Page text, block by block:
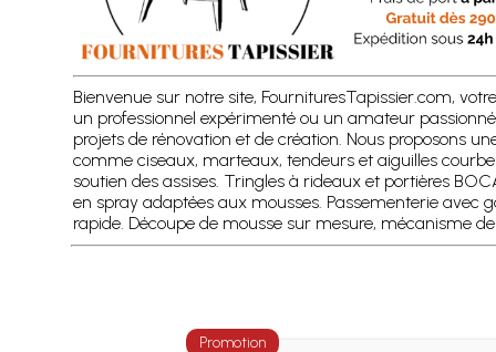
Bienvenue sur notre site, FournituresTapissier.com,
un professionnel expérimenté ou un amateur
projets de rénovation et de création. Nous proposons
comme ciseaux, marteaux, tendeurs et aiguilles
soutien des assises. Tringles à rideaux et portières
en spray adaptées aux mousses. Passementerie avec
rapide. Découpe de mousse sur mesure, mécanisme
Promotion